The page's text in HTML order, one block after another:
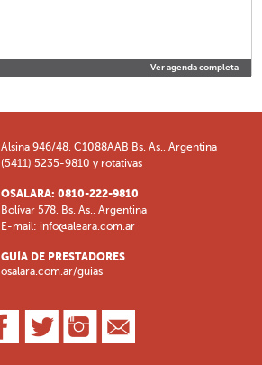
Ver agenda completa
Alsina 946/48, C1088AAB Bs. As., Argentina
(5411) 5235-9810 y rotativas
OSALARA: 0810-222-9810
Bolívar 578, Bs. As., Argentina
E-mail: info@aleara.com.ar
GUÍA DE PRESTADORES
osalara.com.ar/guias